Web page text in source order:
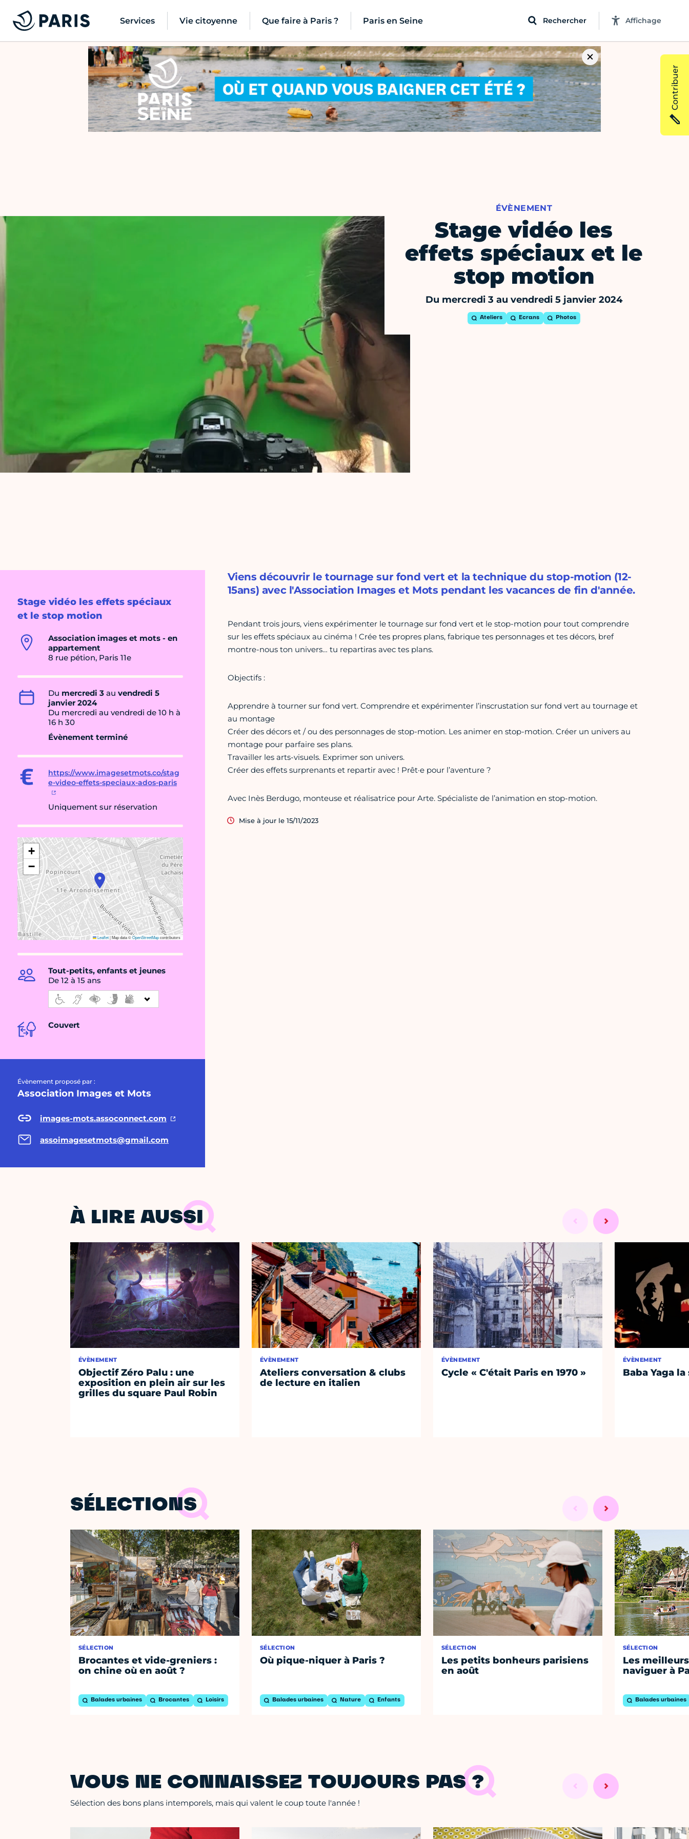
Services Vie citoyenne Que faire à Paris ? Paris en Seine Rechercher Affichage
ÉVÈNEMENT
Stage vidéo les
effets spéciaux et le
stop motion
Du mercredi 3 au vendredi 5 janvier 2024
Ateliers Ecrans Photos
Stage vidéo les effets spéciaux
et le stop motion
Association images et mots - en
appartement
8 rue pétion, Paris 11e
Du mercredi 3 au vendredi 5
janvier 2024
Du mercredi au vendredi de 10 h à
16 h 30
Évènement terminé
https://www.imagesetmots.co/stag
e-video-effets-speciaux-ados-paris
Uniquement sur réservation
+
−
Leaflet|Map data ©OpenStreetMapcontributors
Tout-petits, enfants et jeunes
De 12 à 15 ans
Couvert
Évènement proposé par :
Association Images et Mots
images-mots.assoconnect.com
assoimagesetmots@gmail.com
Viens découvrir le tournage sur fond vert et la technique du stop-motion (12-
15ans) avec l'Association Images et Mots pendant les vacances de fin d'année.
Pendant trois jours, viens expérimenter le tournage sur fond vert et le stop-motion pour tout comprendre
sur les effets spéciaux au cinéma ! Crée tes propres plans, fabrique tes personnages et tes décors, bref
montre-nous ton univers… tu repartiras avec tes plans.
Objectifs :
Apprendre à tourner sur fond vert. Comprendre et expérimenter l’inscrustation sur fond vert au tournage et
au montage
Créer des décors et / ou des personnages de stop-motion. Les animer en stop-motion. Créer un univers au
montage pour parfaire ses plans.
Travailler les arts-visuels. Exprimer son univers.
Créer des effets surprenants et repartir avec ! Prêt·e pour l’aventure ?
Avec Inès Berdugo, monteuse et réalisatrice pour Arte. Spécialiste de l’animation en stop-motion.
Mise à jour le 15/11/2023
À LIRE AUSSI
ÉVÈNEMENT
Objectif Zéro Palu : une
exposition en plein air sur les
grilles du square Paul Robin
ÉVÈNEMENT
Ateliers conversation & clubs
de lecture en italien
ÉVÈNEMENT
Cycle « C'était Paris en 1970 »
ÉVÈNEMENT
Baba Yaga
SÉLECTIONS
SÉLECTION
Brocantes et vide-greniers :
on chine où en août ?
Balades urbaines Brocantes Loisirs
SÉLECTION
Où pique-niquer à Paris ?
Balades urbaines Nature Enfants
SÉLECTION
Les petits bonheurs parisiens
en août
SÉLECTION
Les
naviguer à
Balades urbaines
VOUS NE CONNAISSEZ TOUJOURS PAS ?
Sélection des bons plans intemporels, mais qui valent le coup toute l'année !
Contribuer